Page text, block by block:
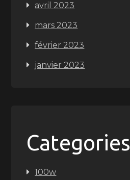
avril 2023
mars 2023
février 2023
janvier 2023
Categories
100w